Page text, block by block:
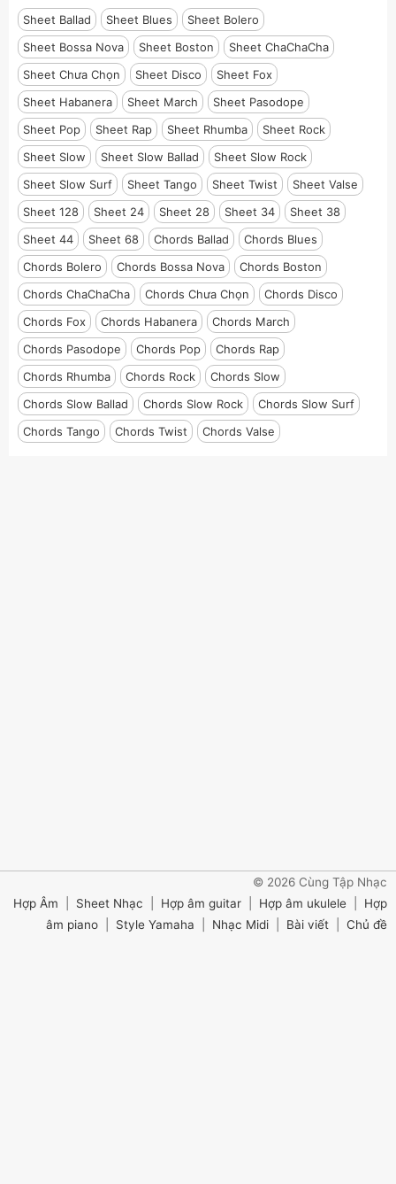
Sheet Ballad Sheet Blues
Sheet Bolero
Sheet Bossa Nova
Sheet Boston
Sheet ChaChaCha
Sheet Chưa Chọn
Sheet Disco
Sheet Fox
Sheet Habanera
Sheet March
Sheet Pasodope
Sheet Pop
Sheet Rap Sheet Rhumba
Sheet Rock
Sheet Slow
Sheet Slow Ballad
Sheet Slow Rock
Sheet Slow Surf
Sheet Tango Sheet Twist
Sheet Valse
Sheet 128
Sheet 24 Sheet 28 Sheet 34
Sheet 38
Sheet 44
Sheet 68 Chords Ballad
Chords Blues
Chords Bolero
Chords Bossa Nova
Chords Boston
Chords ChaChaCha
Chords Chưa Chọn
Chords Disco
Chords Fox
Chords Habanera
Chords March
Chords Pasodope
Chords Pop
Chords Rap
Chords Rhumba
Chords Rock
Chords Slow
Chords Slow Ballad
Chords Slow Rock
Chords Slow Surf
Chords Tango
Chords Twist Chords Valse
© 2026 Cùng Tập Nhạc
Hợp Âm
Sheet Nhạc Hợp âm guitar Hợp âm ukulele
Hợp
âm piano
Style Yamaha Nhạc Midi Bài viết Chủ đề